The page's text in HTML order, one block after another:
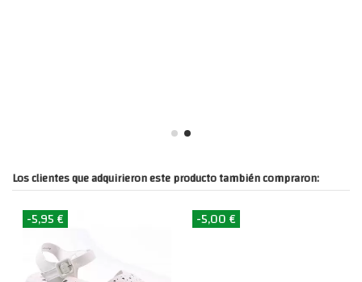
Los clientes que adquirieron este producto también compraron:
-5,95 € -5,00 €